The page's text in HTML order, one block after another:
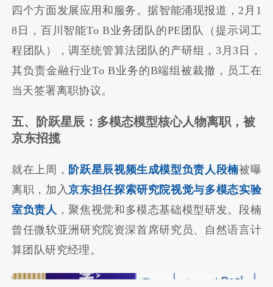
四个方面发展应用和服务。据智能涌现报道，2月1
8日，百川智能To B业务团队的PE团队（提示词工
程团队），调至统管算法团队的产研组，3月3日，
其负责金融行业To B业务的B端组被裁撤，员工在
当天签署离职协议。
五、阶跃星辰：多模态模型核心人物离职，被
京东招揽
就在上周， 阶跃星辰视频生成模型负责人段楠被曝
离职，加入京东担任探索研究院视觉与多模态实验
室负责人 ，聚焦视觉和多模态基础模型研发。段楠
曾任微软亚洲研究院资深首席研究员、自然语言计
算团队研究经理。